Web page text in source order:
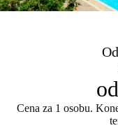
Cena za 1 osobu.